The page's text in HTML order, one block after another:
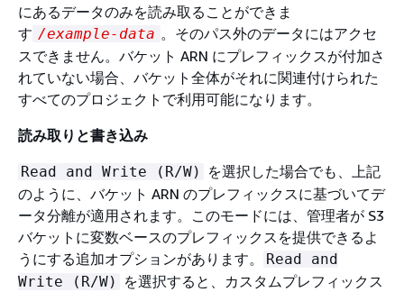
にあるデータのみを読み取ることができま
す /example-data 。そのパス外のデータにはアクセ
スできません。バケット ARN にプレフィックスが付加さ
れていない場合、バケット全体がそれに関連付けられた
すべてのプロジェクトで利用可能になります。
読み取りと書き込み
Read and Write (R/W)
を選択した場合でも、上記
のように、バケット ARN のプレフィックスに基づいてデ
ータ分離が適用されます。このモードには、管理者が S3
バケットに変数ベースのプレフィックスを提供できるよ
うにする追加オプションがあります。
Read and
Write (R/W)
を選択すると、カスタムプレフィックス